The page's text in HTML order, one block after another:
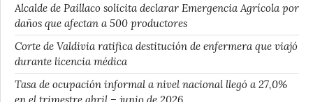
Alcalde de Paillaco solicita declarar Emergencia Agrícola por
daños que afectan a 500 productores
Corte de Valdivia ratifica destitución de enfermera que viajó
durante licencia médica
Tasa de ocupación informal a nivel nacional llegó a 27,0%
en el trimestre abril – junio de 2026